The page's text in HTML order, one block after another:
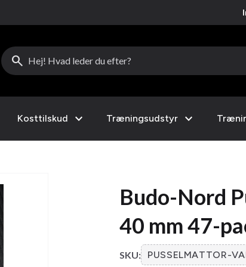
search
Kosttilskud expand_more Træningsudstyr expand_more
Budo-Nord
40 mm 47-
SKU: PUSSELMATTOR-